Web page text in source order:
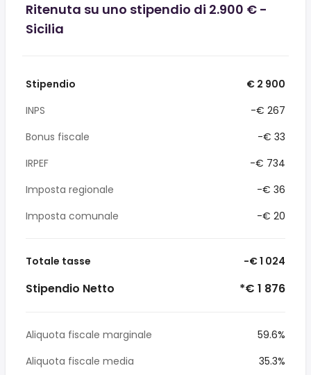
Ritenuta su uno stipendio di 2.900 € -
Sicilia
Stipendio
€ 2 900
INPS
-€ 267
Bonus fiscale
-€ 33
IRPEF
-€ 734
Imposta regionale
-€ 36
Imposta comunale
-€ 20
Totale tasse -€ 1 024
Stipendio Netto *€ 1 876
Aliquota fiscale marginale
59.6%
Aliquota fiscale media
35.3%